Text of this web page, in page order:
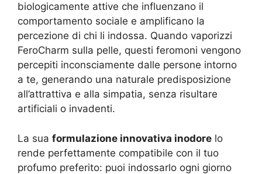
biologicamente attive che influenzano il
comportamento sociale e amplificano la
percezione di chi li indossa. Quando vaporizzi
FeroCharm sulla pelle, questi feromoni vengono
percepiti inconsciamente dalle persone intorno
a te, generando una naturale predisposizione
all’attrattiva e alla simpatia, senza risultare
artificiali o invadenti.
La sua formulazione innovativa inodore lo
rende perfettamente compatibile con il tuo
profumo preferito: puoi indossarlo ogni giorno